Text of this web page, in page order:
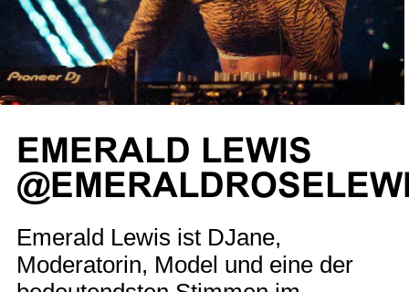
EMERALD LEWIS
Emerald Lewis ist DJane,
Moderatorin, Model und eine der